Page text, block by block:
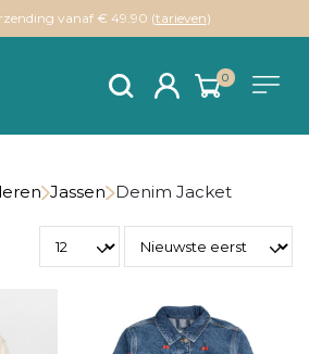
vanaf € 49.90 (tarieven)
0
Jassen Denim Jacket